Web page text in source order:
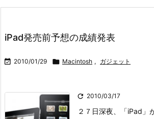
iPad発売前予想の成績発表
 2010/01/29  Macintosh , ガジェット
 2010/03/17
２７日深夜、「iPad」